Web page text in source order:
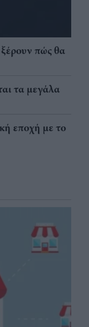
πώς θα
τα μεγάλα
εποχή με το